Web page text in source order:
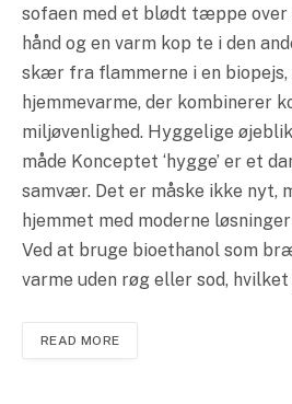
sofaen med et blødt tæppe over
hånd og en varm kop te i den
skær fra flammerne i en
hjemmevarme, der kombinerer
miljøvenlighed. Hyggelige
måde Konceptet ‘hygge’ er et
samvær. Det er måske ikke nyt,
hjemmet med moderne
Ved at bruge bioethanol som
varme uden røg eller sod,
READ MORE